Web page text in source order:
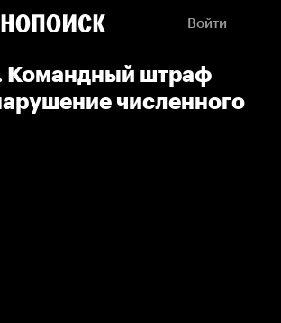
Войти
Командный штраф
численного